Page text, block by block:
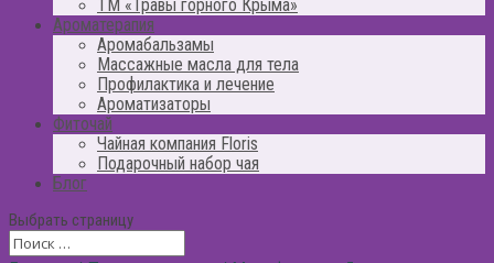
ТМ «Травы горного Крыма»
Ароматерапия
Аромабальзамы
Массажные масла для тела
Профилактика и лечение
Ароматизаторы
Фиточай
Чайная компания Floris
Подарочный набор чая
Блог
Выбрать страницу